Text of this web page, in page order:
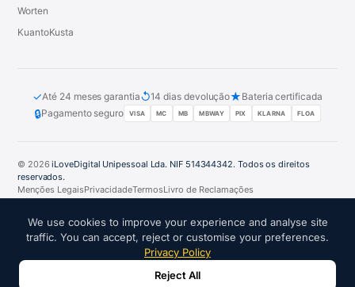
Worten
KuantoKusta
✓Até 24 meses garantia↺14 dias devolução★ Bateria certificada
🔒Pagamento seguro VISA MC MB MBWAY PIX KLARNA FLOA
© 2026iLoveDigital Unipessoal Lda. NIF 514344342. Todos os direitos
reservados.
Menções LegaisPrivacidadeTermosLivro de Reclamações
We use cookies to improve your experience and analyse site
traffic. You can accept, reject or customise your preferences.
Privacy Policy
Reject All
PARCEIROS DE CONFIANÇA: